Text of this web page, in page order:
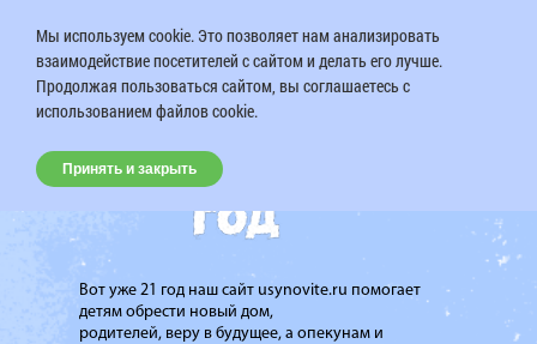
Вот уже 21 год наш сайт usynovite.ru помогает
детям обрести новый дом,
родителей, веру в будущее, а опекунам и
Мы используем cookie. Это позволяет нам анализировать
взаимодействие посетителей с сайтом и делать его лучше.
Продолжая пользоваться сайтом, вы соглашаетесь с
использованием файлов cookie.
Принять и закрыть